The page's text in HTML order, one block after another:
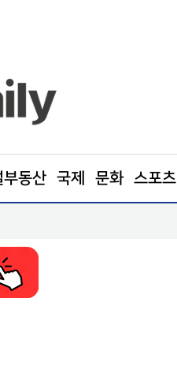
부동산 국제 문화 스포츠